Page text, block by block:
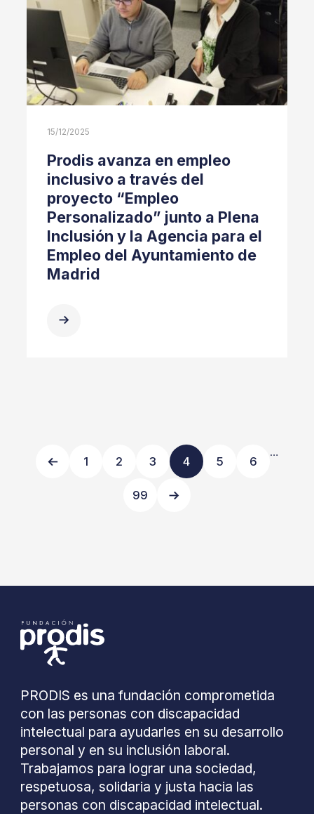
15/12/2025
Prodis avanza en empleo
inclusivo a través del
proyecto “Empleo
Personalizado” junto a Plena
Inclusión y la Agencia para el
Empleo del Ayuntamiento de
Madrid
1 2 3 4 5 6
…
99
PRODIS es una fundación comprometida
con las personas con discapacidad
intelectual para ayudarles en su desarrollo
personal y en su inclusión laboral.
Trabajamos para lograr una sociedad,
respetuosa, solidaria y justa hacia las
personas con discapacidad intelectual.